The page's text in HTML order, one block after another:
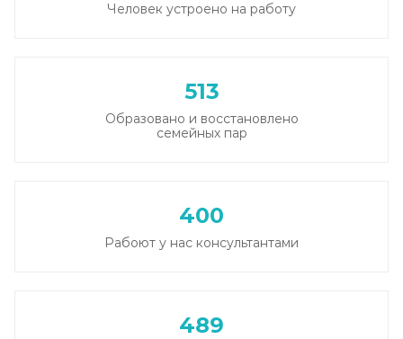
Человек устроено на работу
513
Образовано и восстановлено
семейных пар
400
Рабоют у нас консультантами
489